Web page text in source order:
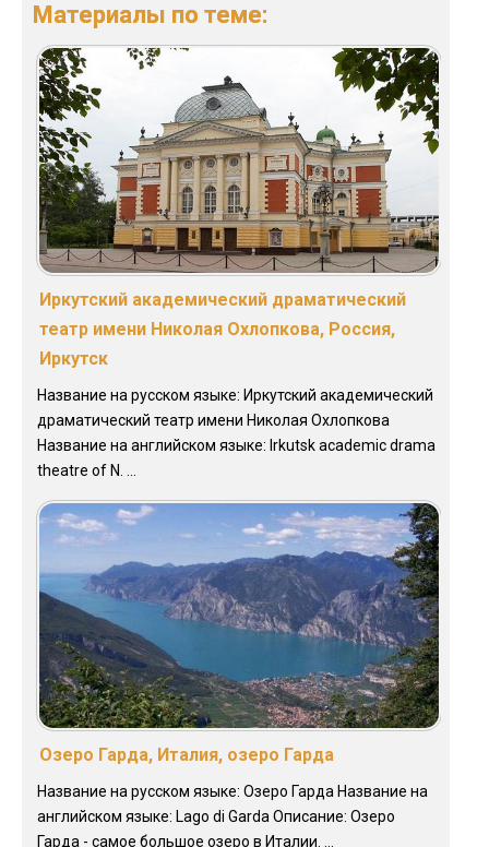
Материалы по теме:
Иркутский академический драматический
театр имени Николая Охлопкова, Россия,
Иркутск
Название на русском языке: Иркутский академический
драматический театр имени Николая Охлопкова
Название на английском языке: Irkutsk academic drama
theatre of N. ...
Озеро Гарда, Италия, озеро Гарда
Название на русском языке: Озеро Гарда Название на
английском языке: Lago di Garda Описание: Озеро
Гарда - самое большое озеро в Италии. ...